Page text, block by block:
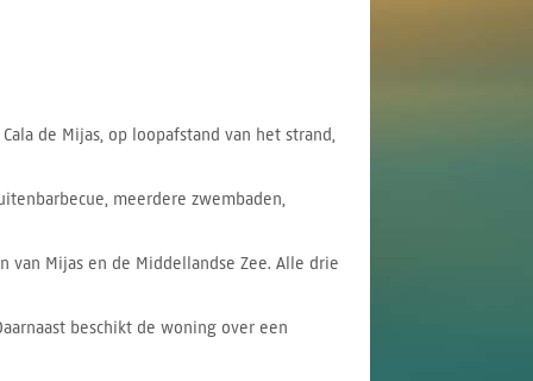
de Mijas, op loopafstand van het strand,
meerdere zwembaden,
Mijas en de Middellandse Zee. Alle drie
beschikt de woning over een